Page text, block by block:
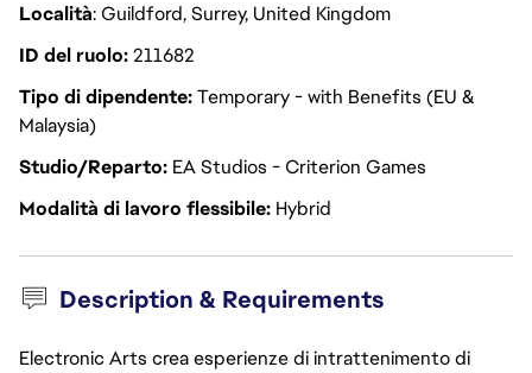
Località: Guildford, Surrey, United Kingdom
ID del ruolo211682
Tipo di dipendenteTemporary - with Benefits (EU &
Malaysia)
Studio/Reparto EA Studios - Criterion Games
Modalità di lavoro flessibile Hybrid
Description & Requirements
Electronic Arts crea esperienze di intrattenimento di